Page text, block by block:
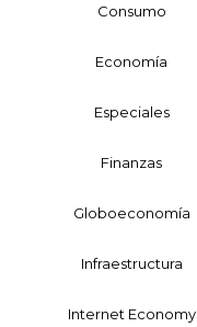
Consumo
Economía
Especiales
Finanzas
Globoeconomía
Infraestructura
Internet Economy